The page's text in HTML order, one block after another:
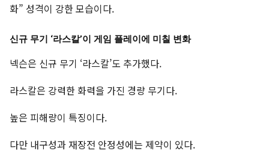
화” 성격이 강한 모습이다.
신규 무기 ‘라스칼’이 게임 플레이에 미칠 변화
넥슨은 신규 무기 ‘라스칼’도 추가했다.
라스칼은 강력한 화력을 가진 경량 무기다.
높은 피해량이 특징이다.
다만 내구성과 재장전 안정성에는 제약이 있다.